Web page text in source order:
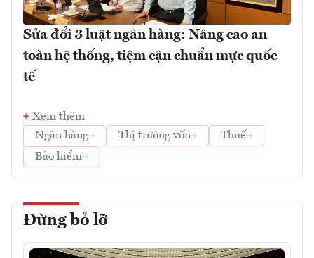
Sửa đổi 3 luật ngân hàng: Nâng cao an
toàn hệ thống, tiệm cận chuẩn mực quốc
tế
Xem thêm
Ngân hàng
Thị trường vốn
Thuế
Bảo hiểm
Đừng bỏ lỡ